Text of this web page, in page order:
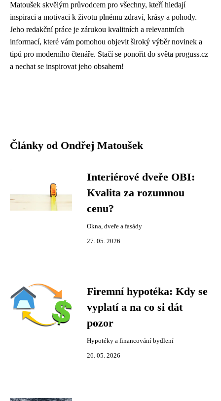
Matoušek skvělým průvodcem pro všechny, kteří hledají
inspiraci a motivaci k životu plnému zdraví, krásy a pohody.
Jeho redakční práce je zárukou kvalitních a relevantních
informací, které vám pomohou objevit široký výběr novinek a
tipů pro moderního čtenáře. Stačí se ponořit do světa proguss.cz
a nechat se inspirovat jeho obsahem!
Články od Ondřej Matoušek
Interiérové dveře OBI:
Kvalita za rozumnou
cenu?
Okna, dveře a fasády
27. 05. 2026
Firemní hypotéka: Kdy se
vyplatí a na co si dát
pozor
Hypotéky a financování bydlení
26. 05. 2026